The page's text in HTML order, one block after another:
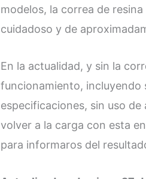
modelos, la correa de
cuidadoso y de
En la actualidad, y sin la
funcionamiento, incluyendo
especificaciones, sin uso
volver a la carga con esta
para informaros del